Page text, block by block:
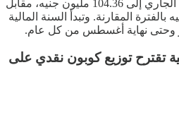
التسعة أشهر الأولى من العام الجاري إلى 104.36 مليون جنيه، مقابل
مليون جنيه بالفترة المقارنة. وتبدأ السنة المالية
وحتى نهاية أغسطس من كل عام.
تقترح توزيع كوبون نقدي على